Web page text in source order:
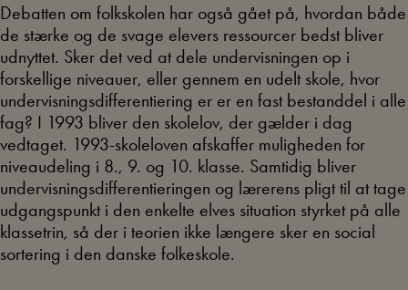
Debatten om folkskolen har også gået på, hvordan både
de stærke og de svage elevers ressourcer bedst bliver
udnyttet. Sker det ved at dele undervisningen op i
forskellige niveauer, eller gennem en udelt skole, hvor
undervisningsdifferentiering er er en fast bestanddel i alle
fag? I 1993 bliver den skolelov, der gælder i dag
vedtaget. 1993-skoleloven afskaffer muligheden for
niveaudeling i 8., 9. og 10. klasse. Samtidig bliver
undervisningsdifferentieringen og lærerens pligt til at tage
udgangspunkt i den enkelte elves situation styrket på alle
klassetrin, så der i teorien ikke længere sker en social
sortering i den danske folkeskole.